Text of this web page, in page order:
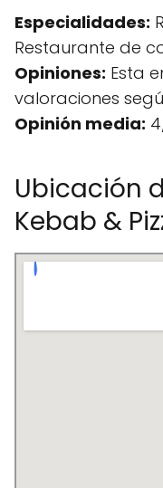
Especialidades:
Restaurante de
Opiniones: Esta
valoraciones
Opinión media:
Ubicación
Kebab &